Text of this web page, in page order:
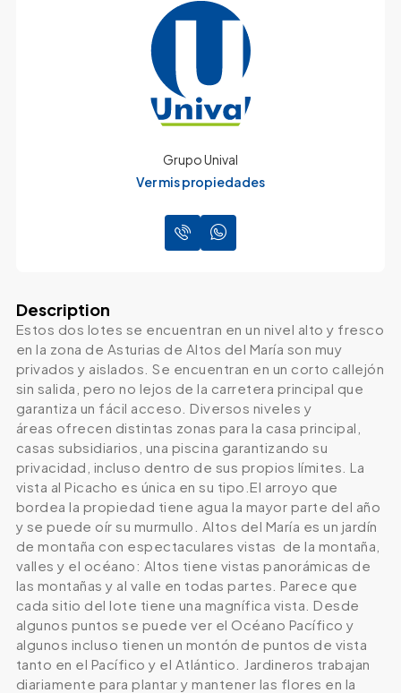
Grupo Unival
Ver mis propiedades
Description
Estos dos lotes se encuentran en un nivel alto y fresco
en la zona de Asturias de Altos del María son muy
privados y aislados. Se encuentran en un corto callejón
sin salida, pero no lejos de la carretera principal que
garantiza un fácil acceso. Diversos niveles y
áreas ofrecen distintas zonas para la casa principal,
casas subsidiarios, una piscina garantizando su
privacidad, incluso dentro de sus propios límites. La
vista al Picacho es única en su tipo.El arroyo que
bordea la propiedad tiene agua la mayor parte del año
y se puede oír su murmullo. Altos del María es un jardín
de montaña con espectaculares vistas de la montaña,
valles y el océano: Altos tiene vistas panorámicas de
las montañas y al valle en todas partes. Parece que
cada sitio del lote tiene una magnífica vista. Desde
algunos puntos se puede ver el Océano Pacífico y
algunos incluso tienen un montón de puntos de vista
tanto en el Pacífico y el Atlántico. Jardineros trabajan
diariamente para plantar y mantener las flores en la